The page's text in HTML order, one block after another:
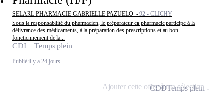
SELARL PHARMACIE GABRIELLE PAZUELO - 92 - CLICHY
Sous la responsabilité du pharmacien, le préparateur en pharmacie participe à la
délivrance des médicaments, à la préparation des prescriptions et au bon
fonctionnement de la...
CDI - Temps plein
Publié il y a 24 jours
CDDTemps plein
Ajouter cette offre à ma sélection